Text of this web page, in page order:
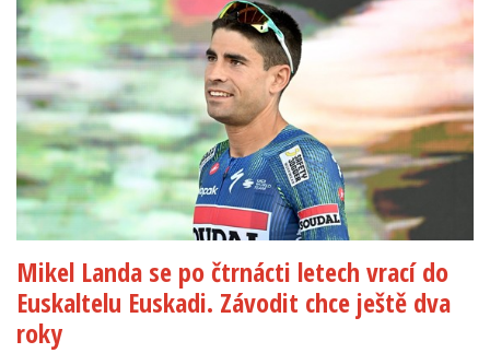
Mikel Landa se po čtrnácti letech vrací do
Euskaltelu Euskadi. Závodit chce ještě dva
roky